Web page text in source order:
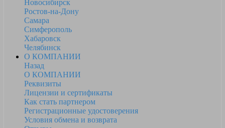
Новосибирск
Ростов-на-Дону
Самара
Симферополь
Хабаровск
Челябинск
О КОМПАНИИ
Назад
О КОМПАНИИ
Реквизиты
Лицензии и сертификаты
Как стать партнером
Регистрационные удостоверения
Условия обмена и возврата